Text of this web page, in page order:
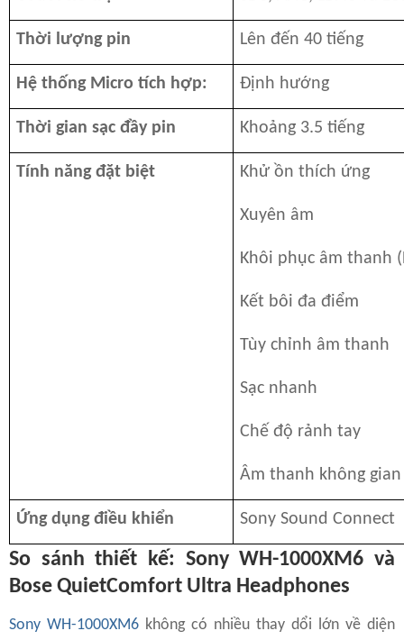
Thời lượng pin Lên đến 40 tiếng
Hệ thống Micro tích hợp: Định hướng
Thời gian sạc đầy pin Khoảng 3.5 tiếng
Tính năng đặt biệt Khử ồn thích ứng
Xuyên âm
Khôi phục âm thanh
Kết bôi đa điểm
Tùy chỉnh âm thanh
Sạc nhanh
Chế độ rảnh tay
Âm thanh không gian
Ứng dụng điều khiển Sony Sound Connect
So sánh thiết kế: Sony WH-1000XM6 và
Bose QuietComfort Ultra Headphones
Sony WH-1000XM6 không có nhiều thay dổi lớn về diện